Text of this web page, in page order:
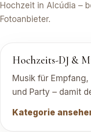
Hochzeit in Alcúdia –
Fotoanbieter.
Hochzeits-DJ &
Musik für
und Party – damit
Kategorie